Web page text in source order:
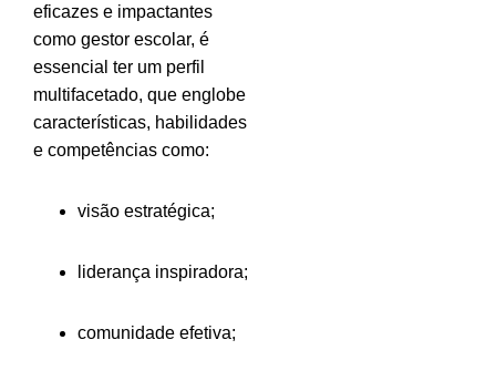
eficazes e impactantes
como gestor escolar, é
essencial ter um perfil
multifacetado, que englobe
características, habilidades
e competências como:
visão estratégica;
liderança inspiradora;
comunidade efetiva;